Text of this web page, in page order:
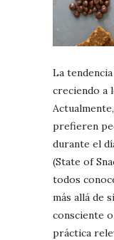
La
creciendo a
prefieren
durante el
(State of
todos
más allá de
consciente
práctica